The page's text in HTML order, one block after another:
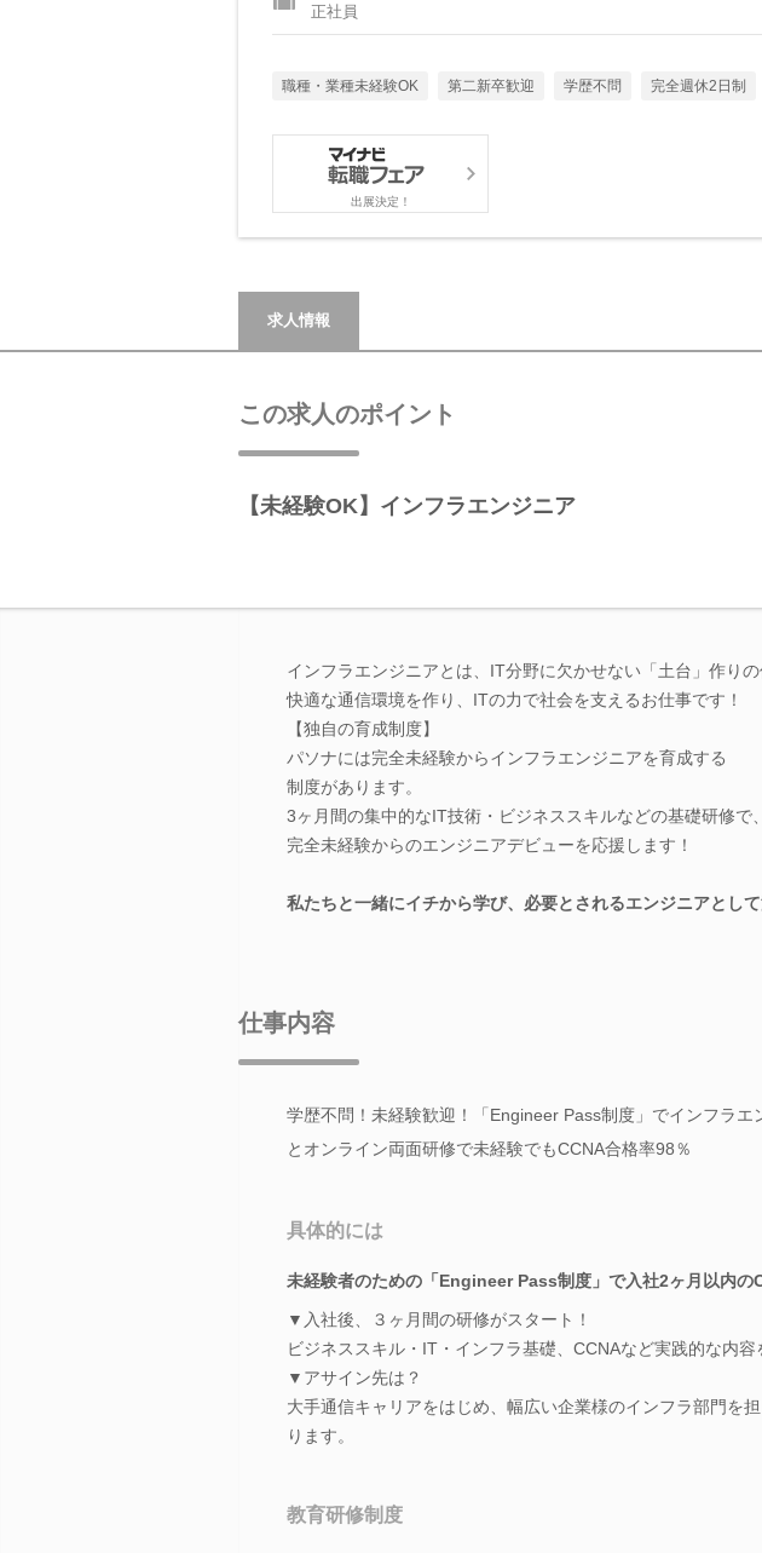
正社員
職種・業種未経験OK 第二新卒歓迎 学歴不問 完全週休2日制
出展決定！
求人情報
この求人のポイント
【未経験OK】インフラエンジニア
インフラエンジニアとは、IT分野に欠かせない「土台」作りの
快適な通信環境を作り、ITの力で社会を支えるお仕事です！
【独自の育成制度】
パソナには完全未経験からインフラエンジニアを育成する
制度があります。
3ヶ月間の集中的なIT技術・ビジネススキルなどの基礎研修で、
完全未経験からのエンジニアデビューを応援します！
私たちと一緒にイチから学び、必要とされるエンジニアとし
仕事内容
学歴不問！未経験歓迎！「Engineer Pass制度」でインフラ
とオンライン両面研修で未経験でもCCNA合格率98％
具体的には
未経験者のための「Engineer Pass制度」で入社2ヶ月以内の
▼入社後、３ヶ月間の研修がスタート！
ビジネススキル・IT・インフラ基礎、CCNAなど実践的な内容
▼アサイン先は？
大手通信キャリアをはじめ、幅広い企業様のインフラ部門を
ります。
教育研修制度